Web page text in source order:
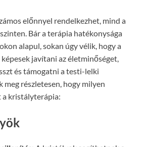
előnnyel rendelkezhet, mind a
Bár a terápia hatékonysága
alapul, sokan úgy vélik, hogy a
javítani az életminőséget,
és támogatni a testi-lelki
meg részletesen, hogy milyen
kristályterápia: